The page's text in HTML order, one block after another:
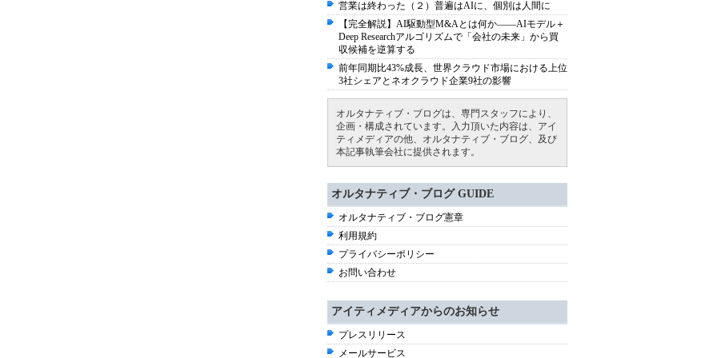
営業は終わった（２）普遍はAIに、個別は人間に
【完全解説】AI駆動型M&Aとは何か――AIモデル＋
Deep Researchアルゴリズムで「会社の未来」から買
収候補を逆算する
前年同期比43%成長、世界クラウド市場における上位
3社シェアとネオクラウド企業9社の影響
オルタナティブ・ブログは、専門スタッフにより、
企画・構成されています。入力頂いた内容は、アイ
ティメディアの他、オルタナティブ・ブログ、及び
本記事執筆会社に提供されます。
オルタナティブ・ブログ GUIDE
オルタナティブ・ブログ憲章
利用規約
プライバシーポリシー
お問い合わせ
アイティメディアからのお知らせ
プレスリリース
メールサービス